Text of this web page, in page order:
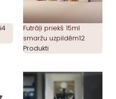
4
Futrāļi priekš 15ml
smaržu uzpildēm12
Produkti